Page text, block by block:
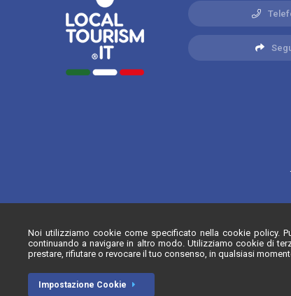
© Localtourism.it - 2026. Tutti i diritti riservati.
Noi utilizziamo cookie come specificato nella cookie policy.
continuando a navigare in altro modo. Utilizziamo cookie di
prestare, rifiutare o revocare il tuo consenso, in qualsiasi
Impostazione Cookie